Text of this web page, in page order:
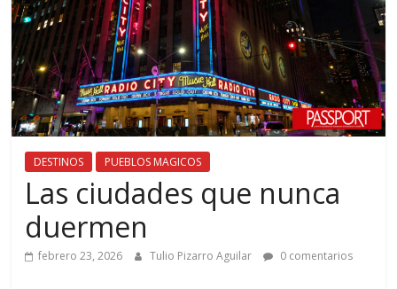
DESTINOS PUEBLOS MAGICOS
Las ciudades que nunca
duermen
febrero 23, 2026 Tulio Pizarro Aguilar 0 comentarios